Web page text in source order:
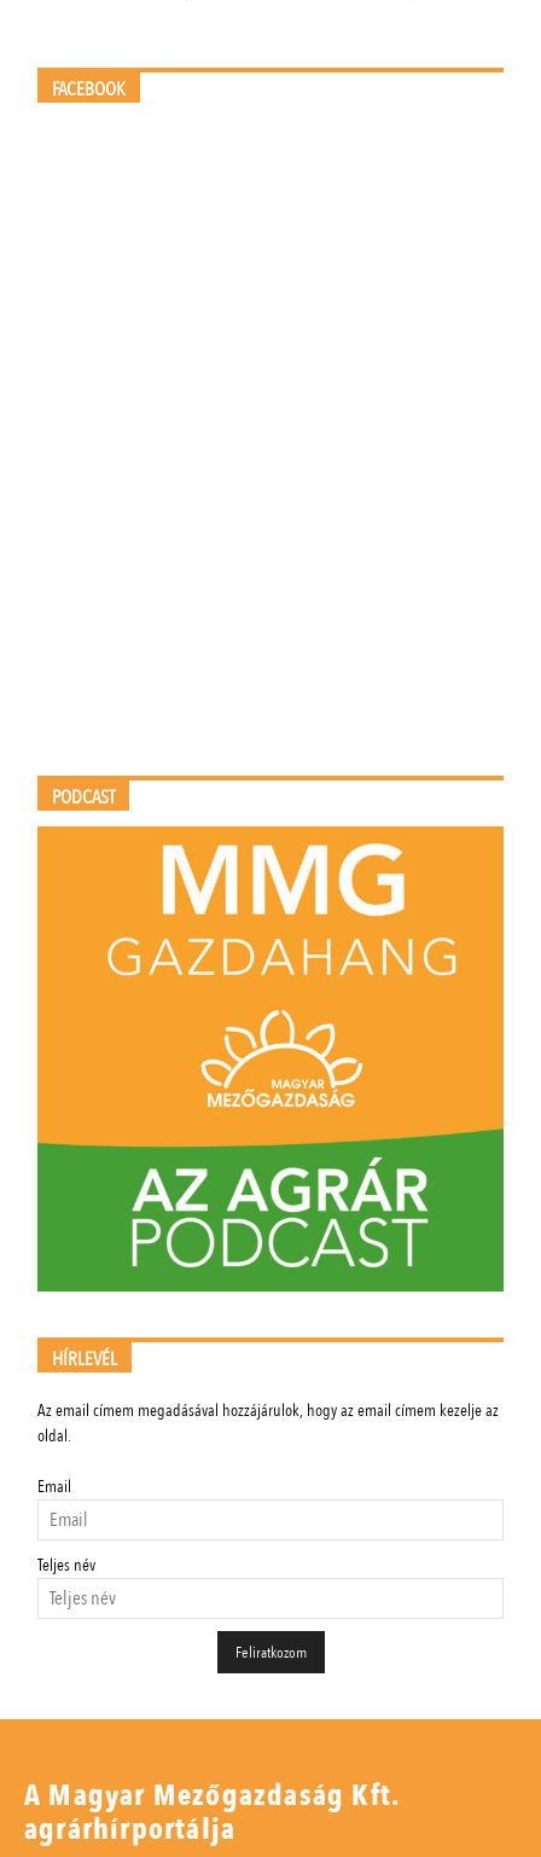
FACEBOOK
PODCAST
HÍRLEVÉL
Az email címem megadásával hozzájárulok, hogy az email címem kezelje az
oldal.
Email
Teljes név
A Magyar Mezőgazdaság Kft.
agrárhírportálja